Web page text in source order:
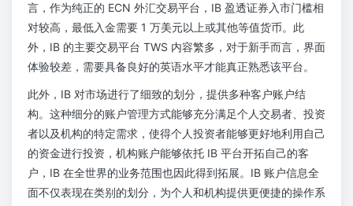
言，作为纯正的 ECN 外汇交易平台，IB 盈透证券入市门槛相
对较高，最低入金需要 1 万美元以上或其他等值货币。此
外，IB 的主要交易平台 TWS 内容繁多，对于新手而言，界面
体验较差，需要具备良好的英语水平才能真正熟悉该平台。
此外，IB 对市场进行了细致的划分，提供多种客户账户结
构。这种细分的账户管理方式能够充分满足个人交易者、投资
者以及机构的特定需求，使得个人投资者能够更好地利用自己
的资金进行投资，机构账户能够依托 IB 平台开拓自己的客
户，IB 在全世界的业务范围也因此得到拓展。IB 账户信息全
面不仅表现在类别的划分，为个人和机构提供更便捷的操作系